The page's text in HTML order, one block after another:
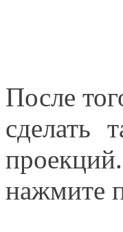
После
сделать
нажмите